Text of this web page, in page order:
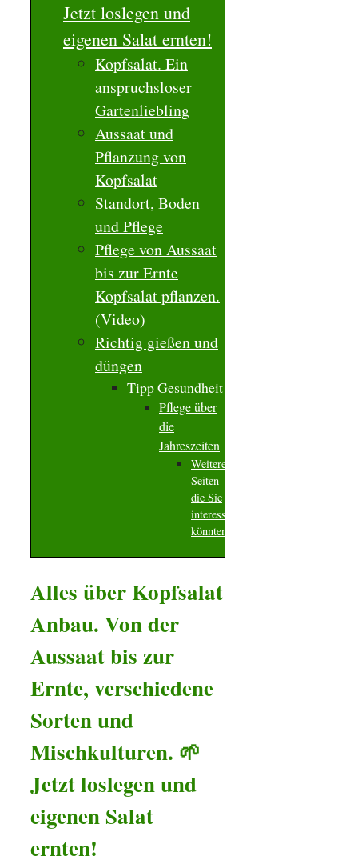
Jetzt loslegen und
eigenen Salat ernten!
Kopfsalat. Ein
anspruchsloser
Gartenliebling
Aussaat und
Pflanzung von
Kopfsalat
Standort, Boden
und Pflege
Pflege von Aussaat
bis zur Ernte
Kopfsalat pflanzen.
(Video)
Richtig gießen und
düngen
Tipp Gesundheit
Pflege über
die
Jahreszeiten
Weitere
Seiten
die Sie
interessieren
könnten
Alles über Kopfsalat
Anbau. Von der
Aussaat bis zur
Ernte, verschiedene
Sorten und
Mischkulturen. 🌱
Jetzt loslegen und
eigenen Salat
ernten!